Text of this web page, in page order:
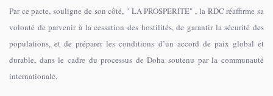
Par ce pacte, souligne de son côté, " LA PROSPERITE" , la RDC réaffirme sa
volonté de parvenir à la cessation des hostilités, de garantir la sécurité des
populations, et de préparer les conditions d’un accord de paix global et
durable, dans le cadre du processus de Doha soutenu par la communauté
internationale.